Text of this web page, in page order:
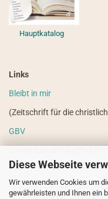
Diese Webseite
Wir verwenden Cookies um
gewährleisten und Ihnen ein
Hauptkatalog
Links
Bleibt in mir
(Zeitschrift für die
GBV
VdHS
(weitere evangelistische